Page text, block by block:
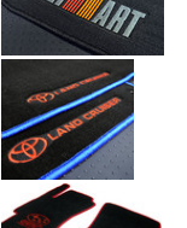
Стоимость
2 100 руб.
Оформить заказ
Звоните:
купить